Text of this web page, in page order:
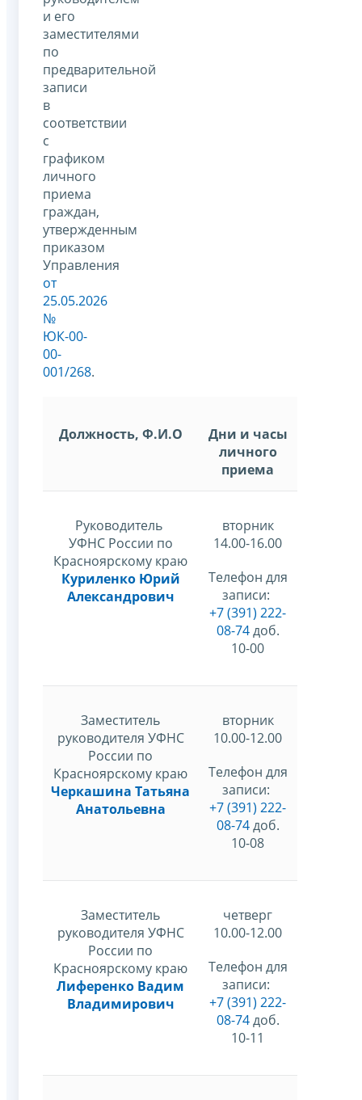
и его
заместителями
по
предварительной
записи
в
соответствии
с
графиком
личного
приема
граждан,
утвержденным
приказом
Управления
от
25.05.2026
№
ЮК-00-
00-
001/268.
Должность, Ф.И.О
Дни и часы
личного
приема
Руководитель
УФНС России по
Красноярскому краю
Куриленко Юрий
Александрович
вторник
14.00-16.00
Телефон для
записи:
+7 (391) 222-
08-74доб.
10-00
Заместитель
руководителя УФНС
России по
Красноярскому краю
Черкашина Татьяна
Анатольевна
вторник
10.00-12.00
Телефон для
записи:
+7 (391) 222-
08-74доб.
10-08
Заместитель
руководителя УФНС
России по
Красноярскому краю
Лиференко Вадим
Владимирович
четверг
10.00-12.00
Телефон для
записи:
+7 (391) 222-
08-74доб.
10-11